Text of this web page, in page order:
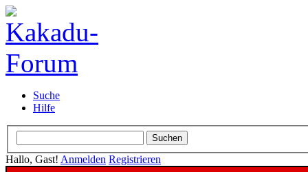
Suche
Hilfe
Hallo, Gast! Anmelden Registrieren